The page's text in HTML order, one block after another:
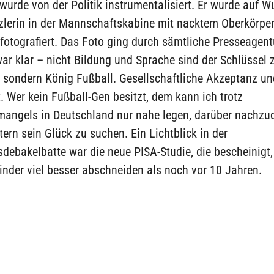
von der Politik instrumentalisiert. Er wurde auf
in der Mannschaftskabine mit nacktem
Das Foto ging durch sämtliche
klar – nicht Bildung und Sprache sind der Schlüssel
König Fußball. Gesellschaftliche Akzeptanz
Wer kein Fußball-Gen besitzt, dem kann ich trotz
in Deutschland nur nahe legen, darüber
sein Glück zu suchen. Ein Lichtblick in der
war die neue PISA-Studie, die
viel besser abschneiden als noch vor 10 Jahren.